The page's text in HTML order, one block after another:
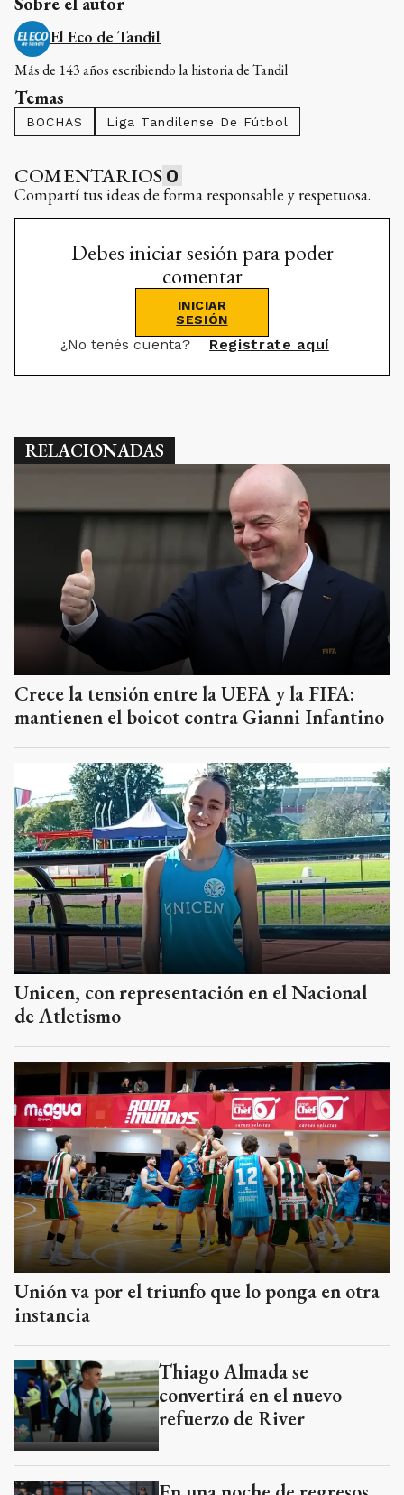
El Eco de Tandil
Más de 143 años escribiendo la historia de Tandil
Temas
BOCHAS Liga Tandilense De Fútbol
COMENTARIOS 0
Compartí tus ideas de forma responsable y respetuosa.
Debes iniciar sesión para poder
comentar
INICIAR
SESIÓN
¿No tenés cuenta? Registrate aquí
RELACIONADAS
Crece la tensión entre la UEFA y la FIFA:
mantienen el boicot contra Gianni Infantino
Unicen, con representación en el Nacional
de Atletismo
Unión va por el triunfo que lo ponga en otra
instancia
Thiago Almada se
convertirá en el nuevo
refuerzo de River